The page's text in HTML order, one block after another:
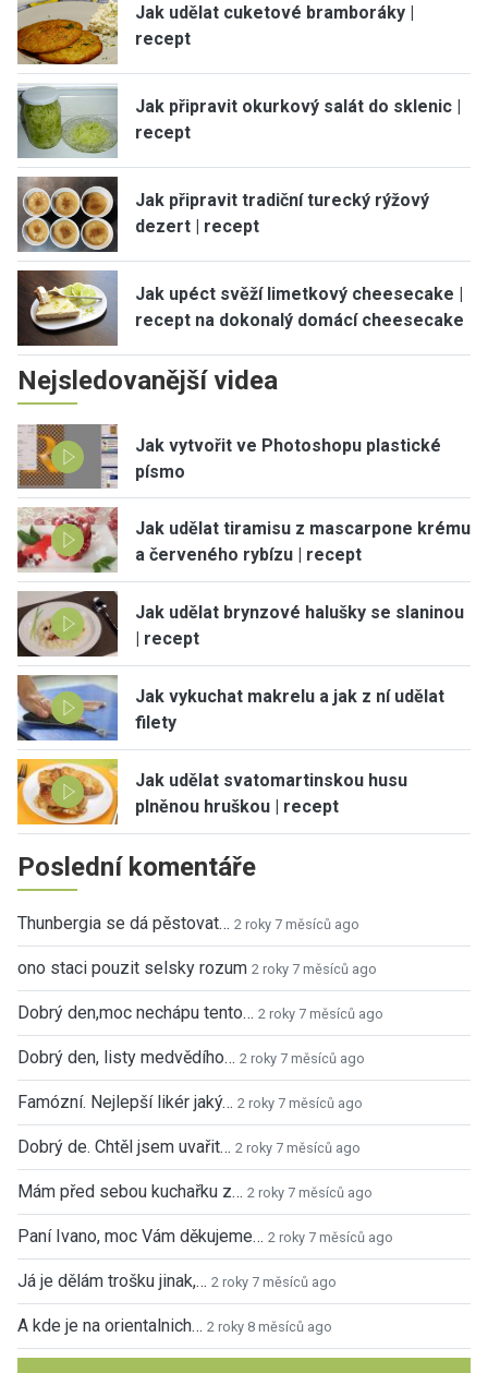
Jak udělat cuketové bramboráky |
recept
Jak připravit okurkový salát do sklenic |
recept
Jak připravit tradiční turecký rýžový
dezert | recept
Jak upéct svěží limetkový cheesecake |
recept na dokonalý domácí cheesecake
Nejsledovanější videa
Jak vytvořit ve Photoshopu plastické
písmo
Jak udělat tiramisu z mascarpone krému
a červeného rybízu | recept
Jak udělat brynzové halušky se slaninou
| recept
Jak vykuchat makrelu a jak z ní udělat
filety
Jak udělat svatomartinskou husu
plněnou hruškou | recept
Poslední komentáře
Thunbergia se dá pěstovat… 2 roky 7 měsíců ago
ono staci pouzit selsky rozum 2 roky 7 měsíců ago
Dobrý den,moc nechápu tento… 2 roky 7 měsíců ago
Dobrý den, listy medvědího… 2 roky 7 měsíců ago
Famózní. Nejlepší likér jaký… 2 roky 7 měsíců ago
Dobrý de. Chtěl jsem uvařit… 2 roky 7 měsíců ago
Mám před sebou kuchařku z… 2 roky 7 měsíců ago
Paní Ivano, moc Vám děkujeme… 2 roky 7 měsíců ago
Já je dělám trošku jinak,… 2 roky 7 měsíců ago
A kde je na orientalnich… 2 roky 8 měsíců ago